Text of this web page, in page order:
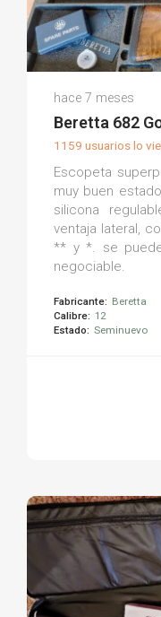
hace 7 meses
Beretta 682
1159 usuarios lo
Escopeta
muy buen
silicona
ventaja lateral,
** y *. se
negociable.
Fabricante: Beretta
Calibre: 12
Estado: Seminuevo